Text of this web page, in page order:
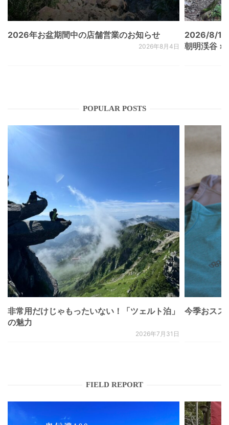
2026年お盆期間中の店舗営業のお知らせ
2026年8月4日
2026/8/
朝明渓谷 ×
POPULAR POSTS
非常用だけじゃもったいない！「ツェルト泊」
の魅力
2026年7月31日
今季おスス
FIELD REPORT